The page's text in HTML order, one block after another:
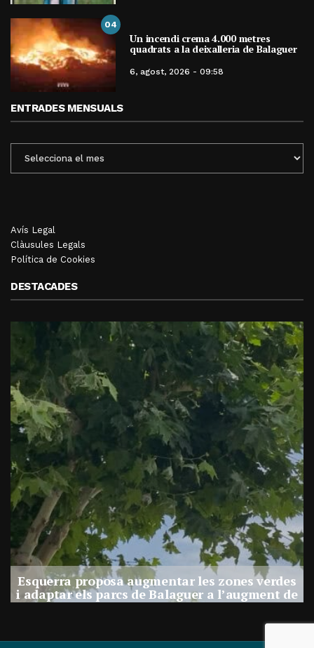
04
Un incendi crema 4.000 metres
quadrats a la deixalleria de Balaguer
6, agost, 2026 - 09:58
ENTRADES MENSUALS
MENSUALS
Avís Legal
Clàusules Legals
Política de Cookies
DESTACADES
Esquerra proposa augmentar les zones verdes
i adaptar els parcs de Balaguer a l’augment de
calor